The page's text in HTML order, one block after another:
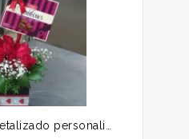
Caja de 24 rosas con globo metalizado personalizado y bombones